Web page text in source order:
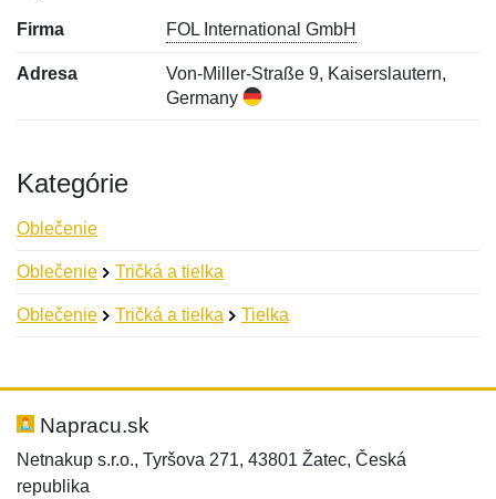
Firma FOL International GmbH
Adresa
Von-Miller-Straße 9, Kaiserslautern,
Germany
Kategórie
Oblečenie
Oblečenie Tričká a tielka
Oblečenie Tričká a tielka Tielka
Hodnotenie:
Meno:
Napracu.sk
Netnakup s.r.o., Tyršova 271, 43801 Žatec, Česká
republika